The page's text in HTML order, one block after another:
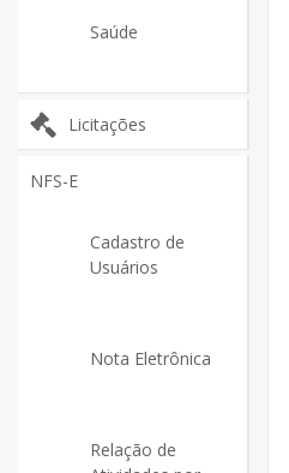
Saúde
Licitações
NFS-E
Cadastro de
Usuários
Nota Eletrônica
Relação de